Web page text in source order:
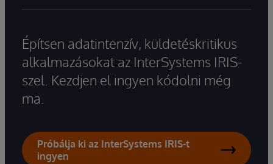
Építsen adatintenzív, küldetéskritikus
alkalmazásokat az InterSystems IRIS-
szel. Kezdjen el ingyen kódolni még
ma.
Próbálja ki az InterSystems IRIS-t
ingyen